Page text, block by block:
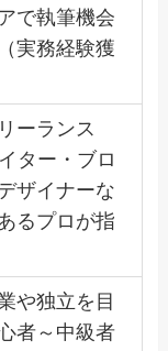
で執筆機会
実務経験獲
ーランス
ター・ブロ
ザイナーな
るプロが指
や独立を目
者～中級者